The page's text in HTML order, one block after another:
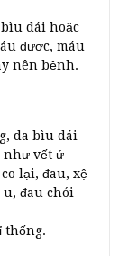
dái hoặc
được, máu
nên bệnh.
da bìu dái
như vết ứ
lại, đau, xệ
đau chói
thống.